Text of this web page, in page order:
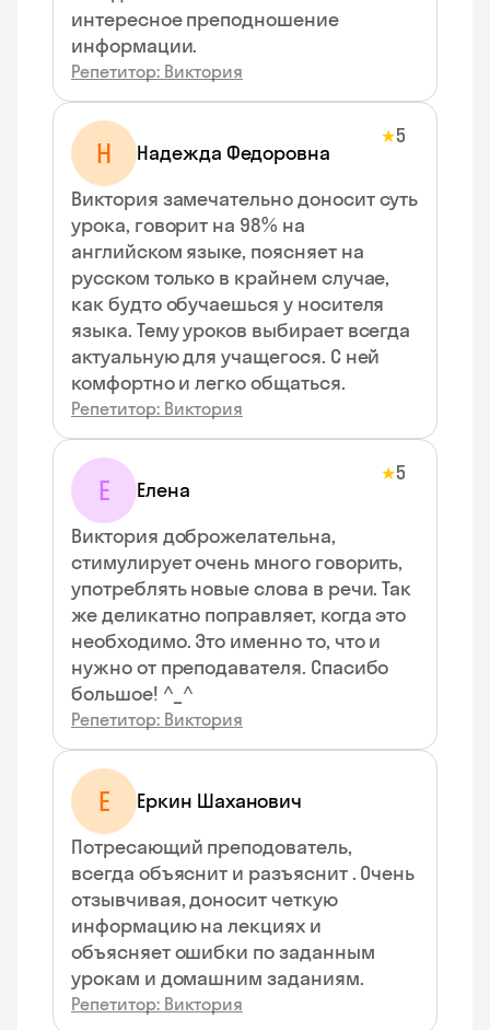
интересное преподношение
информации.
Репетитор: Виктория
Н Надежда Федоровна
★5
Виктория замечательно доносит суть
урока, говорит на 98% на
английском языке, поясняет на
русском только в крайнем случае,
как будто обучаешься у носителя
языка. Тему уроков выбирает всегда
актуальную для учащегося. С ней
комфортно и легко общаться.
Репетитор: Виктория
Е Елена
★5
Виктория доброжелательна,
стимулирует очень много говорить,
употреблять новые слова в речи. Так
же деликатно поправляет, когда это
необходимо. Это именно то, что и
нужно от преподавателя. Спасибо
большое! ^_^
Репетитор: Виктория
Е
Еркин Шаханович
Потресающий преподователь,
всегда объяснит и разъяснит . Очень
отзывчивая, доносит четкую
информацию на лекциях и
объясняет ошибки по заданным
урокам и домашним заданиям.
Репетитор: Виктория